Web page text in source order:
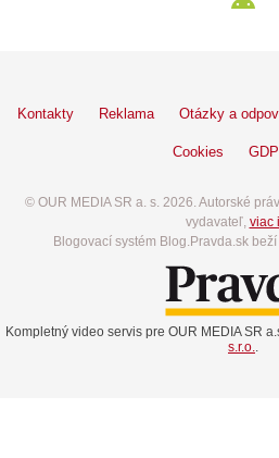
Kontakty Reklama Otázky a
Cookies
© OUR MEDIA SR a. s. 2026. Autorské
vydavateľ, viac
Blogovací systém Blog.Pravda.sk
Kompletný video servis pre OUR MEDIA SR
s.r.o..